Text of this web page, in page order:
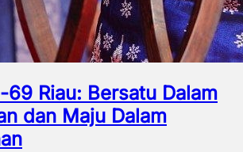
69 Riau: Bersatu Dalam
dan Maju Dalam